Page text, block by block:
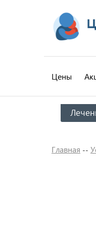
Цены
Главная --